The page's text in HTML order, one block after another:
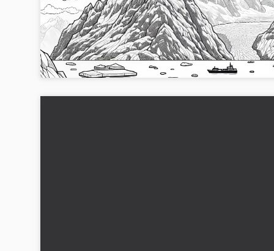
Isbitar driver i det kalla vattnet – målarbok
gratis
Upplev fascinationen av isflaken i målarbilden! Ladda ner
gratis nu och måla kreativt!...